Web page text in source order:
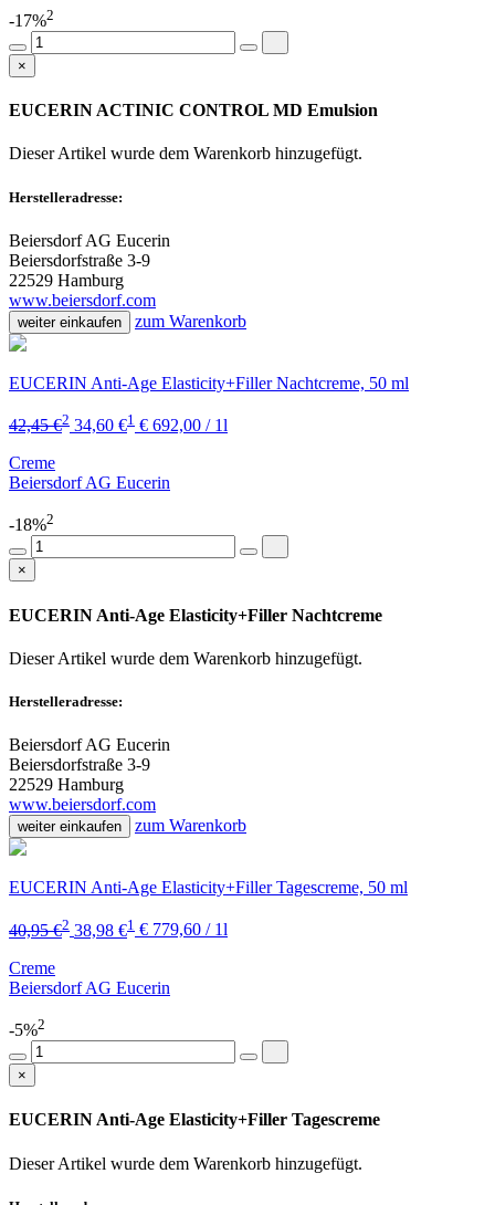
-17%2
×
EUCERIN ACTINIC CONTROL MD Emulsion
Dieser Artikel wurde dem Warenkorb hinzugefügt.
Herstelleradresse:
Beiersdorf AG Eucerin
Beiersdorfstraße 3-9
22529 Hamburg
www.beiersdorf.com
weiter einkaufen zum Warenkorb
EUCERIN Anti-Age Elasticity+Filler Nachtcreme, 50 ml
42,45 €2 34,60 €1 € 692,00 / 1l
Creme
Beiersdorf AG Eucerin
-18%2
×
EUCERIN Anti-Age Elasticity+Filler Nachtcreme
Dieser Artikel wurde dem Warenkorb hinzugefügt.
Herstelleradresse:
Beiersdorf AG Eucerin
Beiersdorfstraße 3-9
22529 Hamburg
www.beiersdorf.com
weiter einkaufen zum Warenkorb
EUCERIN Anti-Age Elasticity+Filler Tagescreme, 50 ml
40,95 €2 38,98 €1 € 779,60 / 1l
Creme
Beiersdorf AG Eucerin
-5%2
×
EUCERIN Anti-Age Elasticity+Filler Tagescreme
Dieser Artikel wurde dem Warenkorb hinzugefügt.